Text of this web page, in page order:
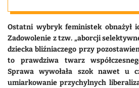
dzieci
Ostatni wybryk feministek obnażył
Zadowolenie z tzw. „aborcji
dziecka bliźniaczego przy
to prawdziwa twarz
Sprawa wywołała szok nawet u
umiarkowanie przychylnych